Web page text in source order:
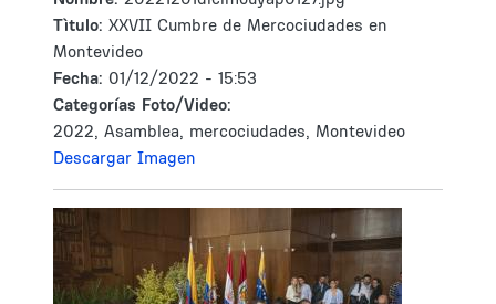
Tìtulo: XXVII Cumbre de Mercociudades en
Montevideo
Fecha: 01/12/2022 - 15:53
Categorías Foto/Video:
2022, Asamblea, mercociudades, Montevideo
Descargar Imagen